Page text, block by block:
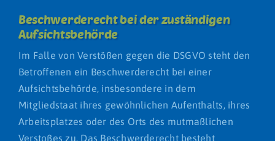
Beschwerde­recht bei der zuständigen
Aufsichts­behörde
Im Falle von Verstößen gegen die DSGVO steht den
Betroffenen ein Beschwerderecht bei einer
Aufsichtsbehörde, insbesondere in dem
Mitgliedstaat ihres gewöhnlichen Aufenthalts, ihres
Arbeitsplatzes oder des Orts des mutmaßlichen
Verstoßes zu. Das Beschwerderecht besteht